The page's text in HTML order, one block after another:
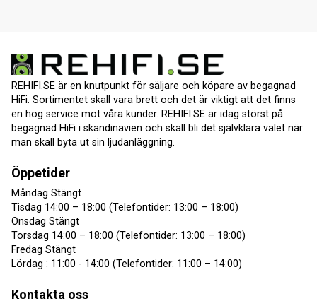
REHIFI.SE är en knutpunkt för säljare och köpare av begagnad
HiFi. Sortimentet skall vara brett och det är viktigt att det finns
en hög service mot våra kunder. REHIFI.SE är idag störst på
begagnad HiFi i skandinavien och skall bli det självklara valet när
man skall byta ut sin ljudanläggning.
Öppetider
Måndag Stängt
Tisdag 14:00 – 18:00 (Telefontider: 13:00 – 18:00)
Onsdag Stängt
Torsdag 14:00 – 18:00 (Telefontider: 13:00 – 18:00)
Fredag Stängt
Lördag : 11:00 - 14:00 (Telefontider: 11:00 – 14:00)
Kontakta oss